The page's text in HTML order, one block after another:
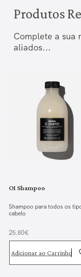
Produtos
Complete a sua
aliados...
OI Shampoo
Shampoo para todos os
cabelo
25.80€
Adicionar ao Carrinho